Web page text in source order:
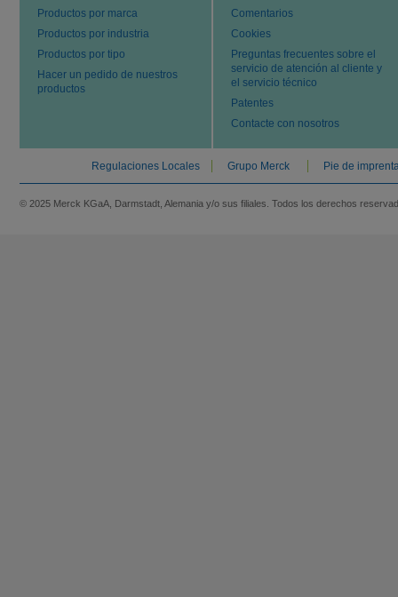
Productos por marca
Productos por industria
Productos por tipo
Hacer un pedido de nuestros
productos
Comentarios
Cookies
Preguntas frecuentes sobre el
servicio de atención al cliente y
el servicio técnico
Patentes
Contacte con nosotros
Regulaciones Locales Grupo Merck Pie de
© 2025 Merck KGaA, Darmstadt, Alemania y/o sus filiales. Todos los derechos